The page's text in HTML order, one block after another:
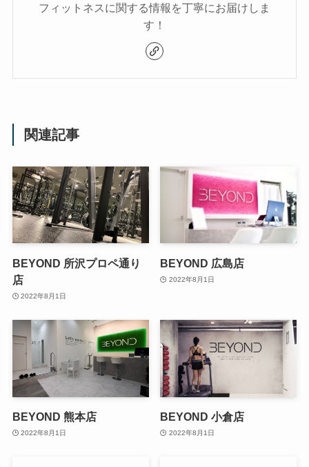
フィットネスに関する情報を丁寧にお届けしま
す！
関連記事
BEYOND 所沢プロペ通り
店
2022年8月1日
BEYOND 広島店
2022年8月1日
BEYOND 熊本店
2022年8月1日
BEYOND 小倉店
2022年8月1日